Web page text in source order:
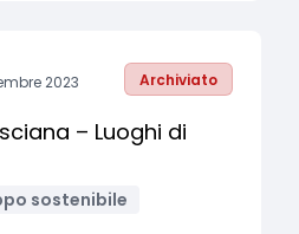
2023 Archiviato
– Luoghi di
sostenibile